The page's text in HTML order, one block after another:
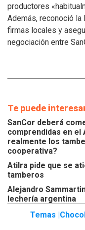
productores
Además, reconoció
firmas locales y
negociación entre
Te puede
SanCor deberá
comprendidas en el
realmente los
cooperativa?
Atilra pide que se
tamberos
Alejandro
lechería argentina
Temas |